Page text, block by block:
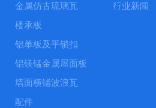
金属仿古琉璃瓦
楼承板
铝单板及平锁扣
铝镁锰金属屋面板
墙面横铺波浪瓦
配件
行业新闻